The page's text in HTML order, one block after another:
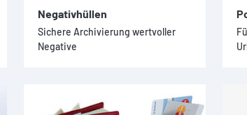
Negativhüllen
Sichere Archivierung wertvoller
Negative